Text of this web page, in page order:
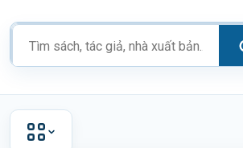
Tìm
kiếm
phẩm